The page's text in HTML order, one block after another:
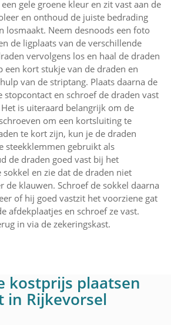
gele groene kleur en zit vast aan de
en onthoud de juiste bedrading
losmaakt. Neem desnoods een foto
de ligplaats van de verschillende
vervolgens los en haal de draden
een kort stukje van de draden en
van de striptang. Plaats daarna de
stopcontact en schroef de draden vast
is uiteraard belangrijk om de
om een kortsluiting te
te kort zijn, kun je de draden
steekklemmen gebruikt als
de draden goed vast bij het
en zie dat de draden niet
de klauwen. Schroef de sokkel daarna
of hij goed vastzit het voorziene gat
afdekplaatjes en schroef ze vast.
in via de zekeringskast.
kostprijs plaatsen
in Rijkevorsel